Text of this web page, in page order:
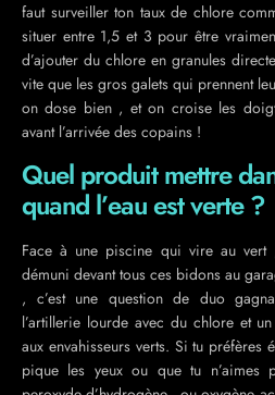
faut surveiller ton taux de chlore
situer entre 1,5 et 3 pour être
d’ajouter du chlore en granules
vite que les gros galets qui prennent
on dose bien , et on croise les
avant l’arrivée des copains !
Quel produit mettre
quand l’eau est verte ?
Face à une piscine qui vire au
démuni devant tous ces bidons au
, c’est une question de duo
l’artillerie lourde avec du chlore et
aux envahisseurs verts. Si tu
pique les yeux ou que tu n’aimes